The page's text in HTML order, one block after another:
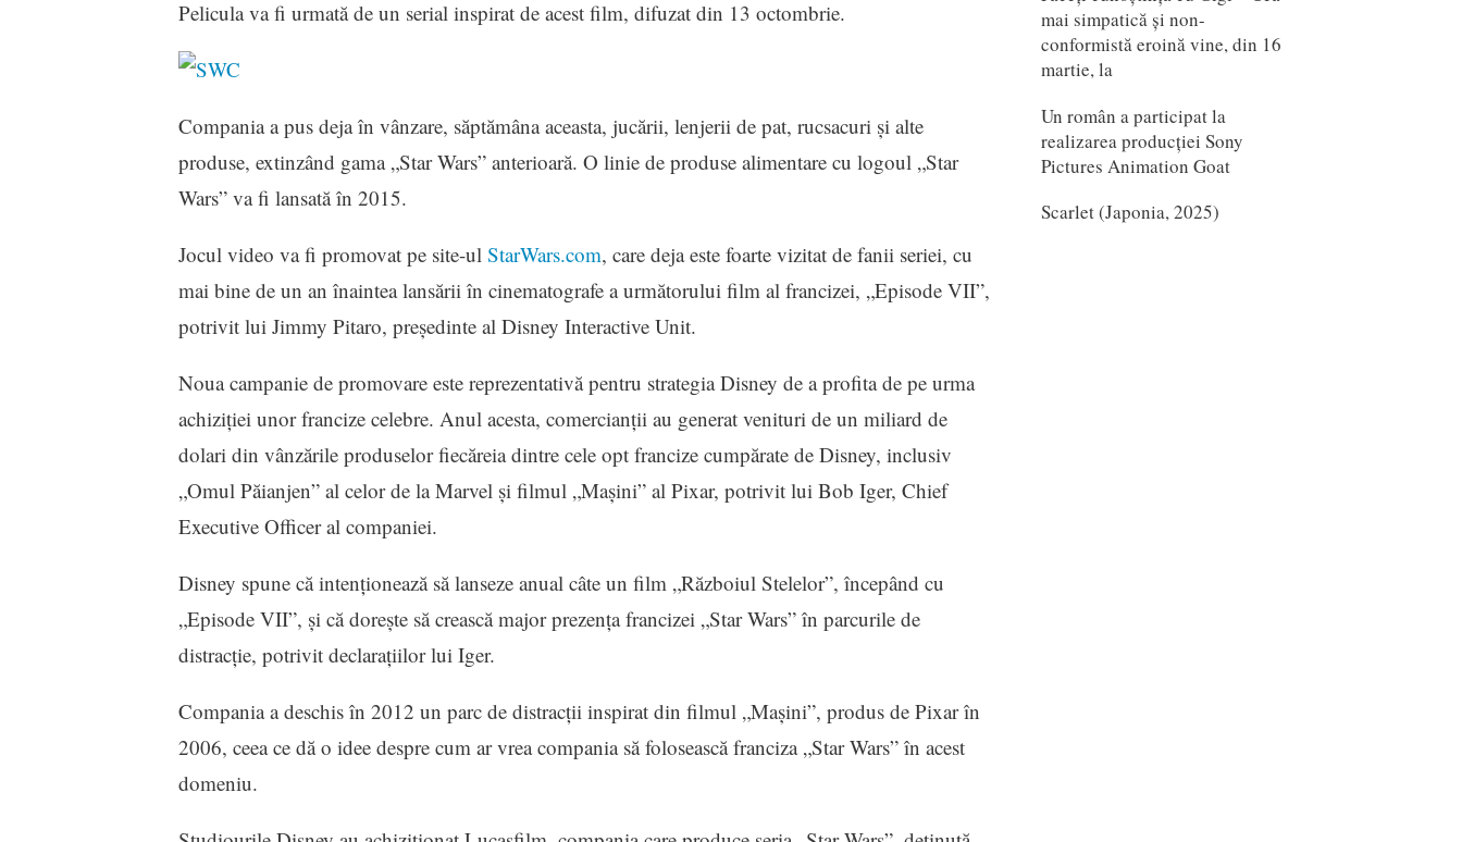
Pelicula va fi urmată de un serial inspirat de acest film, difuzat din 13 octombrie.
Compania a pus deja în vânzare, săptămâna aceasta, jucării, lenjerii de pat, rucsacuri şi alte
produse, extinzând gama „Star Wars” anterioară. O linie de produse alimentare cu logoul „Star
Wars” va fi lansată în 2015.
Jocul video va fi promovat pe site-ul StarWars.com, care deja este foarte vizitat de fanii seriei, cu
mai bine de un an înaintea lansării în cinematografe a următorului film al francizei, „Episode VII”,
potrivit lui Jimmy Pitaro, preşedinte al Disney Interactive Unit.
Noua campanie de promovare este reprezentativă pentru strategia Disney de a profita de pe urma
achiziţiei unor francize celebre. Anul acesta, comercianţii au generat venituri de un miliard de
dolari din vânzările produselor fiecăreia dintre cele opt francize cumpărate de Disney, inclusiv
„Omul Păianjen” al celor de la Marvel şi filmul „Maşini” al Pixar, potrivit lui Bob Iger, Chief
Executive Officer al companiei.
Disney spune că intenţionează să lanseze anual câte un film „Războiul Stelelor”, începând cu
„Episode VII”, şi că doreşte să crească major prezenţa francizei „Star Wars” în parcurile de
distracţie, potrivit declaraţiilor lui Iger.
Compania a deschis în 2012 un parc de distracţii inspirat din filmul „Maşini”, produs de Pixar în
2006, ceea ce dă o idee despre cum ar vrea compania să folosească franciza „Star Wars” în acest
domeniu.
mai simpatică și non-
conformistă eroină vine, din 16
martie, la
Un român a participat la
realizarea producției Sony
Pictures Animation Goat
Scarlet (Japonia, 2025)